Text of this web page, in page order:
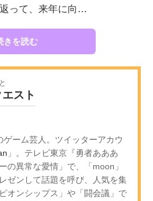
って、来年に向…
きを読む
スト
ーム芸人。ツイッターアカウ
」。テレビ東京『勇者あああ
の異常な愛情」で、「moon」
ゼンして話題を呼び、人気を集
オンシップス」や「闘会議」で